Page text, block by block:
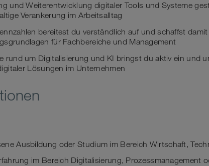
und Weiterentwicklung digitaler Tools und Systeme
Verankerung im Arbeitsalltag
bereitest du verständlich auf und schaffst
für Fachbereiche und Management
rund um Digitalisierung und KI bringst du aktiv ein und
Lösungen im Unternehmen
Ausbildung oder Studium im Bereich Wirtschaft,
im Bereich Digitalisierung, Prozessmanagement